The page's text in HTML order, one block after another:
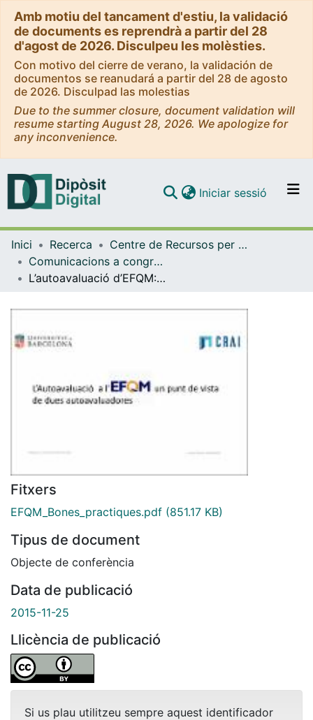
Amb motiu del tancament d'estiu, la validació
de documents es reprendrà a partir del 28
d'agost de 2026. Disculpeu les molèsties.
Con motivo del cierre de verano, la validación de
documentos se reanudará a partir del 28 de agosto
de 2026. Disculpad las molestias
Due to the summer closure, document validation will
resume starting August 28, 2026. We apologize for
any inconvenience.
Navega per tot el DD
Com publicar
Iniciar sessió (current)
Inici Recerca
Centre de Recursos per a l'Aprenentatge i la Investigació (CRAI-UB)
Comunicacions a congressos / Jornades / Presentacions (CRAI-UB)
L’autoavaluació d’EFQM: punt de vista de dues auto avaluadores
Fitxers
EFQM_Bones_practiques.pdf (851.17 KB)
Tipus de document
Objecte de conferència
Data de publicació
2015-11-25
Llicència de publicació
Si us plau utilitzeu sempre aquest identificador